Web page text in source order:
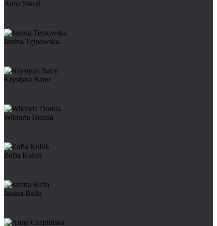
Anna Sikoń
Janina Tętnowska
Krystyna Bator
Wiktoria Dorula
Zofia Kubik
Janina Bafia